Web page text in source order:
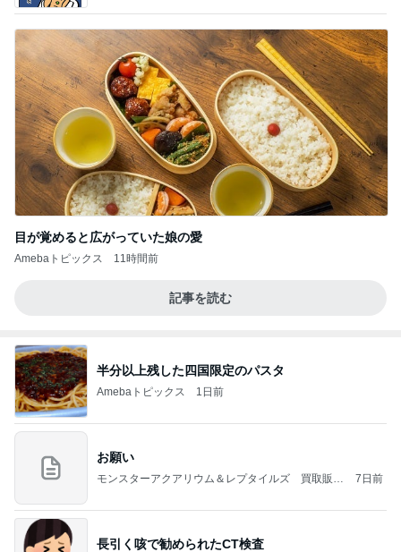
目が覚めると広がっていた娘の愛
Amebaトピックス 11時間前
記事を読む
半分以上残した四国限定のパスタ
Amebaトピックス 1日前
お願い
モンスターアクアリウム＆レプタイルズ 買取販売
7日前
長引く咳で勧められたCT検査